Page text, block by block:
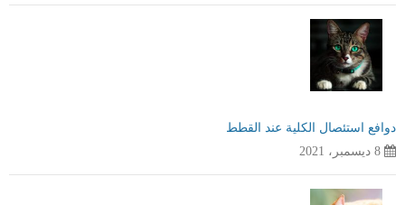
دوافع استئصال الكلية عند القطط
8 ديسمبر، 2021